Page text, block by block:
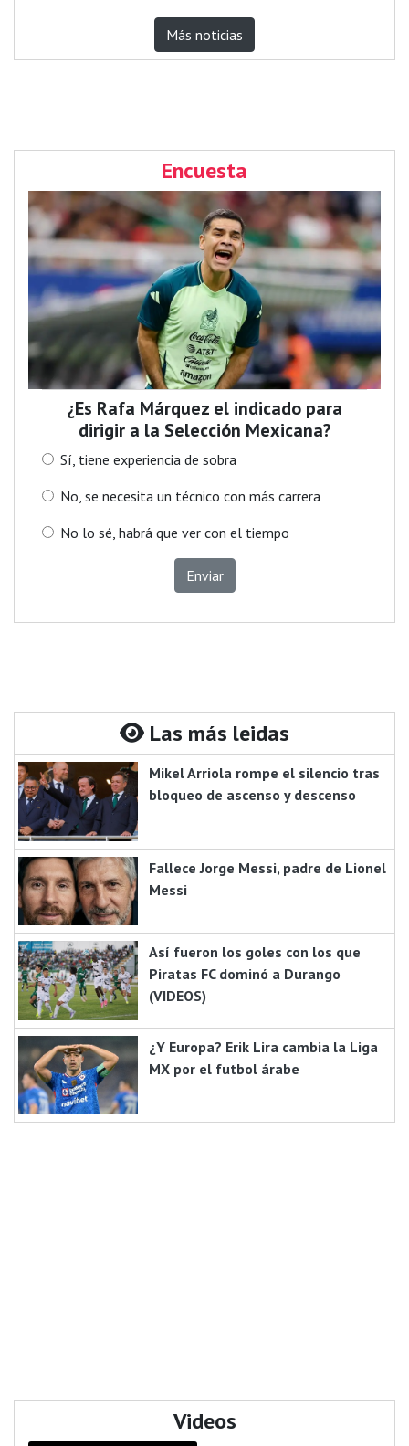
Más noticias
Encuesta
¿Es Rafa Márquez el indicado para
dirigir a la Selección Mexicana?
Sí, tiene experiencia de sobra
No, se necesita un técnico con más carrera
No lo sé, habrá que ver con el tiempo
Enviar
Las más leidas
Mikel Arriola rompe el silencio tras
bloqueo de ascenso y descenso
Fallece Jorge Messi, padre de Lionel
Messi
Así fueron los goles con los que
Piratas FC dominó a Durango
(VIDEOS)
¿Y Europa? Erik Lira cambia la Liga
MX por el futbol árabe
Videos